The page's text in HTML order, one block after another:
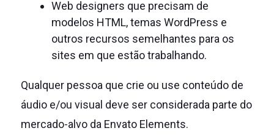
Web designers que precisam de
modelos HTML, temas WordPress e
outros recursos semelhantes para os
sites em que estão trabalhando.
Qualquer pessoa que crie ou use conteúdo de
áudio e/ou visual deve ser considerada parte do
mercado-alvo da Envato Elements.